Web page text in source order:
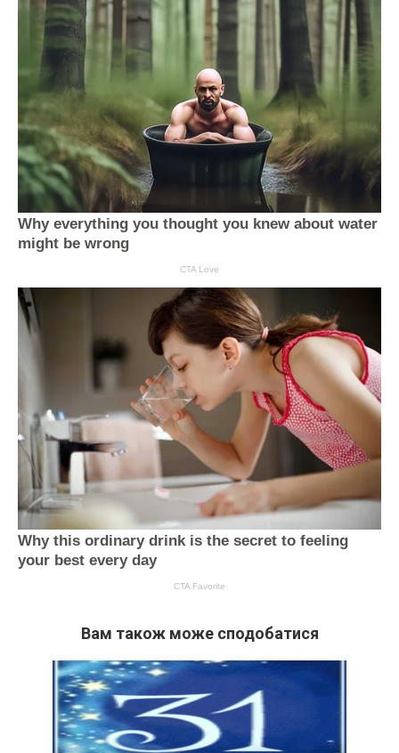
Вам також може сподобатися